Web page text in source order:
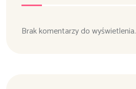
Brak komentarzy do wyświetlenia.